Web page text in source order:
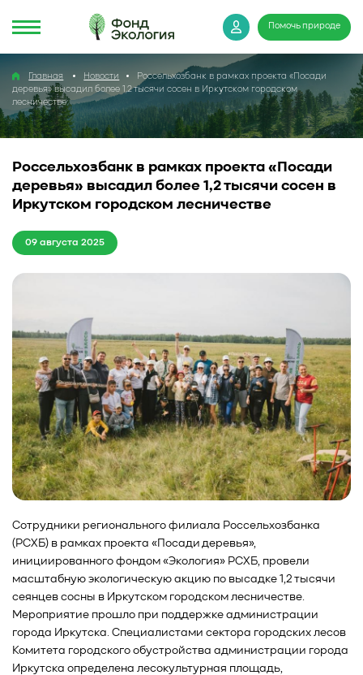
Помочь природе
Главная Новости
Россельхозбанк в рамках проекта «Посади
деревья» высадил более 1,2 тысячи сосен в Иркутском городском
лесничестве
Россельхозбанк в рамках проекта «Посади
деревья» высадил более 1,2 тысячи сосен в
Иркутском городском лесничестве
09 августа 2025
Сотрудники регионального филиала Россельхозбанка
(РСХБ) в рамках проекта «Посади деревья»,
инициированного фондом «Экология» РСХБ, провели
масштабную экологическую акцию по высадке 1,2 тысячи
сеянцев сосны в Иркутском городском лесничестве.
Мероприятие прошло при поддержке администрации
города Иркутска. Специалистами сектора городских лесов
Комитета городского обустройства администрации города
Иркутска определена лесокультурная площадь,